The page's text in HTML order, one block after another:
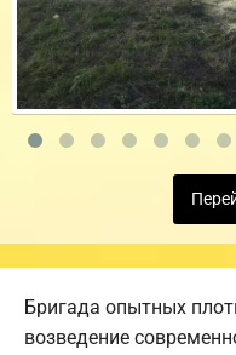
Бригада опытных
возведение